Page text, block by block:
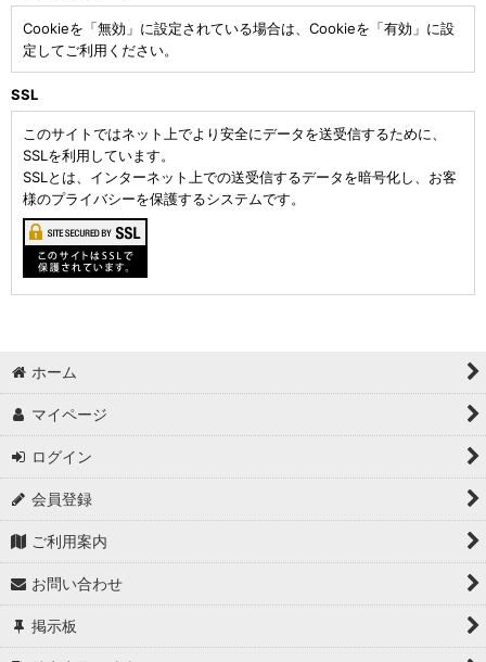
Cookieを「無効」に設定されている場合は、Cookieを「有効」に設
定してご利用ください。
SSL
このサイトではネット上でより安全にデータを送受信するために、
SSLを利用しています。
SSLとは、インターネット上での送受信するデータを暗号化し、お客
様のプライバシーを保護するシステムです。
ホーム
マイページ
ログイン
会員登録
ご利用案内
お問い合わせ
掲示板